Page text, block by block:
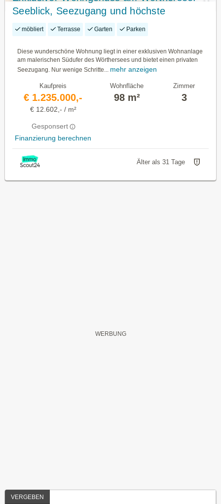
Seeblick, Seezugang und höchste
Wohnqualität
möbliert Terrasse Garten Parken
Diese wunderschöne Wohnung liegt in einer exklusiven Wohnanlage
am malerischen Südufer des Wörthersees und bietet einen privaten
Seezugang. Nur wenige Schritte... mehr anzeigen
Kaufpreis
€ 1.235.000,-
€ 12.602,- / m²
Gesponsert
Finanzierung berechnen
Wohnfläche
98 m²
Zimmer
3
Älter als 31 Tage
VERGEBEN